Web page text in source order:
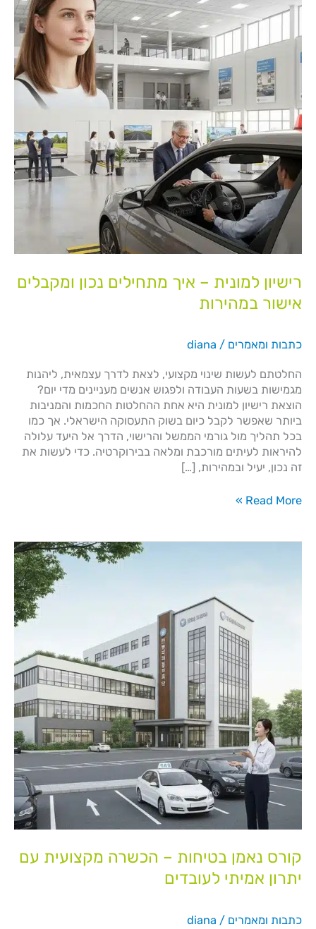
רישיון למונית – איך מתחילים נכון ומקבלים
אישור במהירות
כתבות ומאמרים /
diana
החלטתם לעשות שינוי מקצועי, לצאת לדרך עצמאית, ליהנות
מגמישות בשעות העבודה ולפגוש אנשים מעניינים מדי יום?
הוצאת רישיון למונית היא אחת ההחלטות החכמות והמניבות
ביותר שאפשר לקבל כיום בשוק התעסוקה הישראלי. אך כמו
בכל תהליך מול גורמי הממשל והרישוי, הדרך אל היעד עלולה
להיראות לעיתים מורכבת ומלאה בבירוקרטיה. כדי לעשות את
זה נכון, יעיל ובמהירות, […]
–
מתחילים
נכון
ומקבלים
במהירות
Read More »
קורס נאמן בטיחות – הכשרה מקצועית עם
יתרון אמיתי לעובדים
כתבות ומאמרים /
diana
לעובדים